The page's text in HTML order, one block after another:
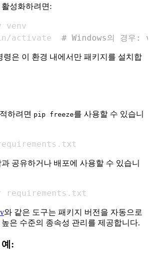
성화하려면:
activate # Windows의 경우
령은 이 환경 내에서만 패키지를 설치합
하려면 pip freeze를 사용할 수 있습니
공유하거나 배포에 사용할 수 있습니
requirements.txt
와 같은 도구는 패키지 버전을 자동으로
은 수준의 종속성 관리를 제공합니다.
: